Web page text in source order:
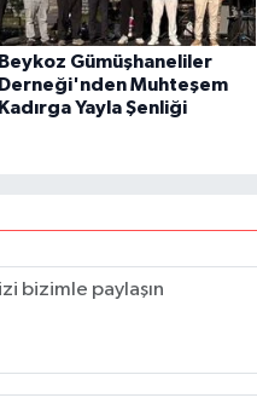
Beykoz Gümüşhaneliler
Derneği'nden Muhteşem
Kadırga Yayla Şenliği